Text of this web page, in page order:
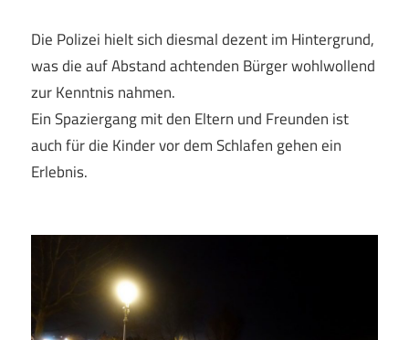
Die Polizei hielt sich diesmal dezent im Hintergrund,
was die auf Abstand achtenden Bürger wohlwollend
zur Kenntnis nahmen.
Ein Spaziergang mit den Eltern und Freunden ist
auch für die Kinder vor dem Schlafen gehen ein
Erlebnis.